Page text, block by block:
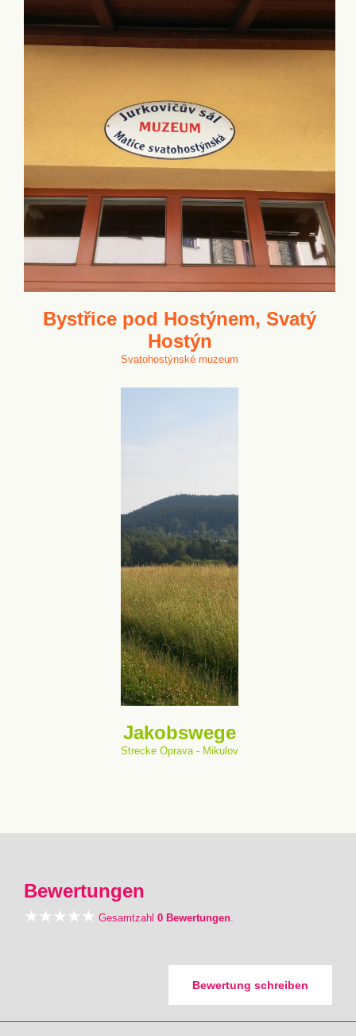
Bystřice pod Hostýnem, Svatý
Hostýn
Svatohostýnské muzeum
Jakobswege
Strecke Oprava - Mikulov
Bewertungen
Gesamtzahl 0 Bewertungen.
Bewertung schreiben